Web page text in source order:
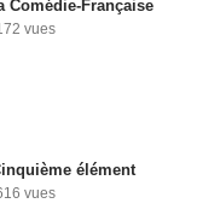
Comédie-Française
vues
élément
vues